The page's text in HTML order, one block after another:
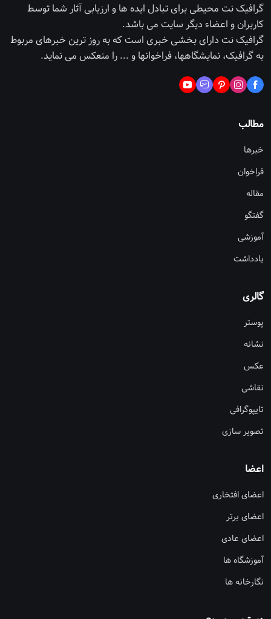
گرافیک نت محیطی برای تبادل ایده ها و ارزیابی آثار شما توسط
کاربران و اعضاء دیگر سایت می باشد.
گرافیک نت دارای بخشی خبری است که به روز ترین خبرهای مربوط
به گرافیک، نمایشگاهها، فراخوانها و ... را منعکس می نماید.
مطالب
خبرها
فراخوان
مقاله
گفتگو
آموزشی
یادداشت
گالری
پوستر
نشانه
عکس
نقاشی
تایپوگرافی
تصویر سازی
اعضا
اعضای افتخاری
اعضای برتر
اعضای عادی
آموزشگاه ها
نگارخانه ها